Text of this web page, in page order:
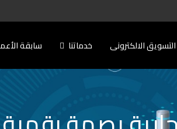
التسويق الالكترونى خدماتنا سابقة